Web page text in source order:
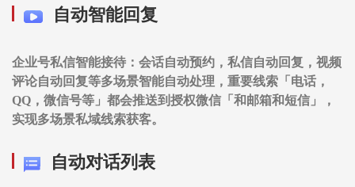
自动智能回复
企业号私信智能接待：会话自动预约，私信自动回复，视频
评论自动回复等多场景智能自动处理，重要线索「电话，
QQ，微信号等」都会推送到授权微信「和邮箱和短信」，
实现多场景私域线索获客。
自动对话列表